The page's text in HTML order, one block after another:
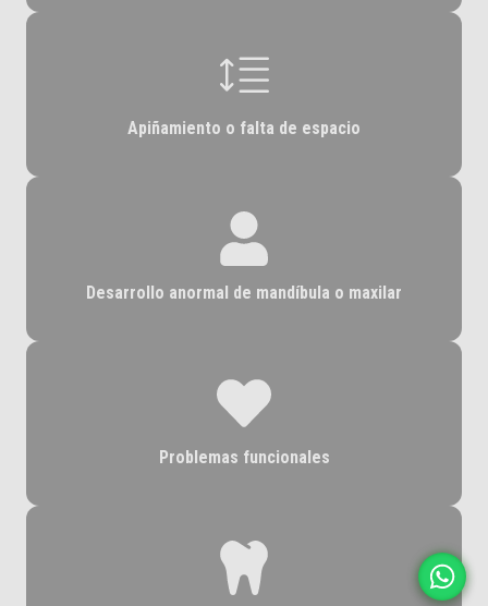
Apiñamiento o falta de espacio
Desarrollo anormal de mandíbula o maxilar
Problemas funcionales